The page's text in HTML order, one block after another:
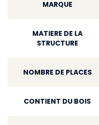
MARQUE
MATIERE DE LA
STRUCTURE
NOMBRE DE PLACES
CONTIENT DU BOIS